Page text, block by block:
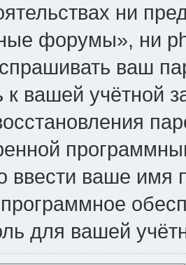
ни
форумы», ни
ваш
вашей учётной
ввести ваше имя
для вашей